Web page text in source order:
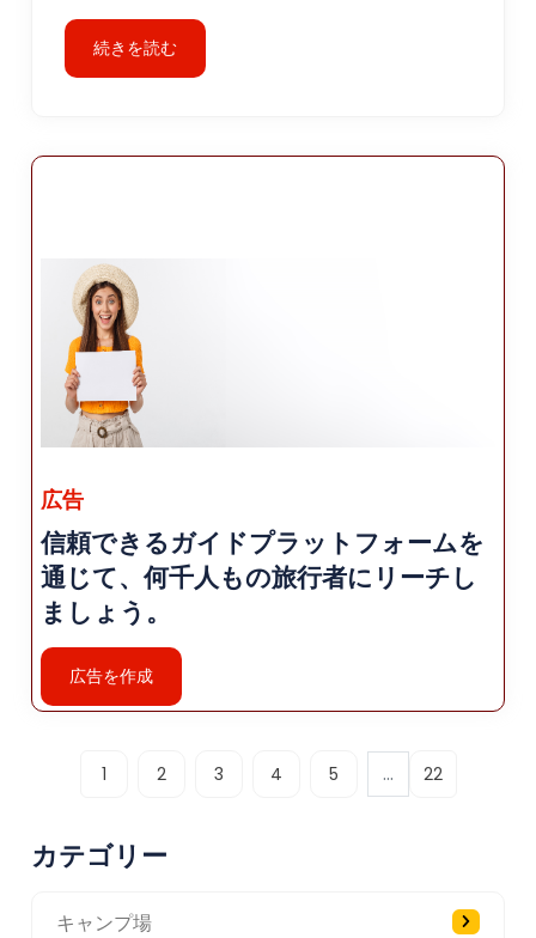
続きを読む
広告
信頼できるガイドプラットフォームを
通じて、何千人もの旅行者にリーチし
ましょう。
広告を作成
1 2 3 4 5 ... 22
カテゴリー
キャンプ場